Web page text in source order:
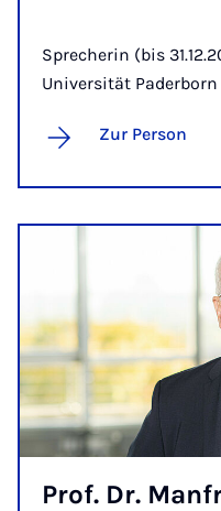
Sprecherin (bis
Universität Paderborn
Zur Person
Prof. Dr.